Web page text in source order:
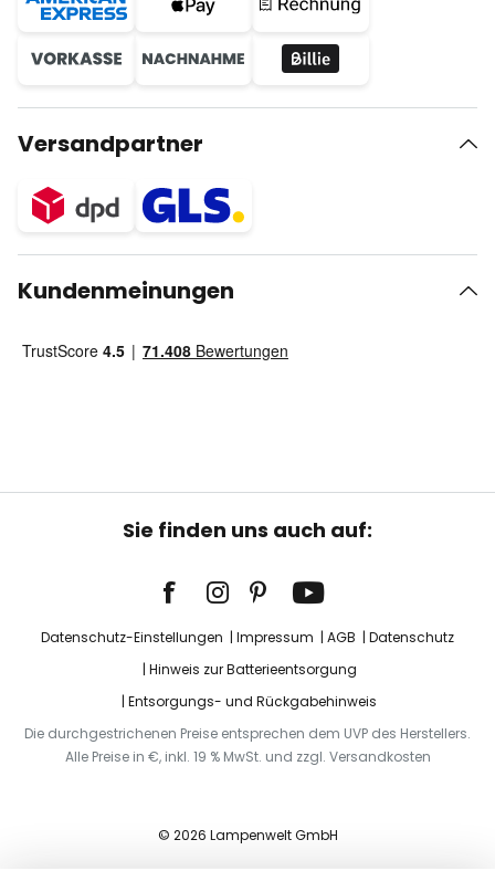
Versandpartner
Kundenmeinungen
Sie finden uns auch auf:
Datenschutz-Einstellungen Impressum AGB
Datenschutz
Hinweis zur Batterieentsorgung
Entsorgungs- und Rückgabehinweis
Die durchgestrichenen Preise entsprechen dem UVP des Herstellers.
Alle Preise in €, inkl. 19 % MwSt. und zzgl. Versandkosten
© 2026 Lampenwelt GmbH